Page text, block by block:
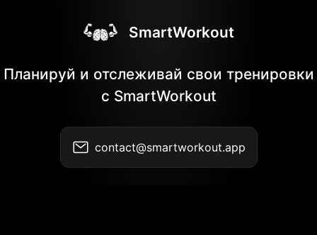
SmartWorkout
Планируй и отслеживай свои тренировки
с SmartWorkout
contact@smartworkout.app